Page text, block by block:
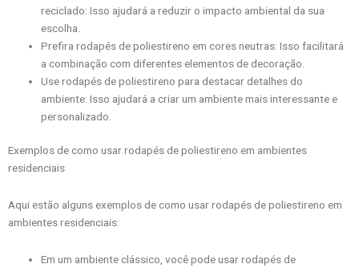
reciclado: Isso ajudará a reduzir o impacto ambiental da sua
escolha.
Prefira rodapés de poliestireno em cores neutras: Isso facilitará
a combinação com diferentes elementos de decoração.
Use rodapés de poliestireno para destacar detalhes do
ambiente: Isso ajudará a criar um ambiente mais interessante e
personalizado.
Exemplos de como usar rodapés de poliestireno em ambientes
residenciais
Aqui estão alguns exemplos de como usar rodapés de poliestireno em
ambientes residenciais:
Em um ambiente clássico, você pode usar rodapés de